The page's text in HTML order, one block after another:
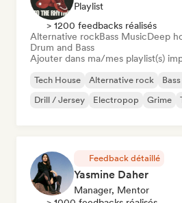
Playlist
> 1200 feedbacks réalisés
Alternative rockBass MusicDeep
Drum and Bass
Ajouter dans ma/mes playlist(s)
Tech House Alternative rock
Drill / Jersey
Electropop Grime
Feedback détaillé
Yasmine Daher
Manager, Mentor